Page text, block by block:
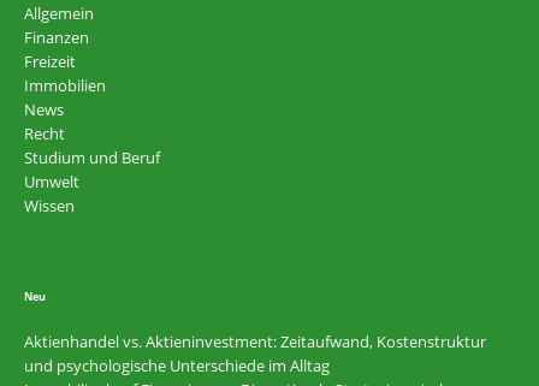
Allgemein
Finanzen
Freizeit
Immobilien
News
Recht
Studium und Beruf
Umwelt
Wissen
Neu
Aktienhandel vs. Aktieninvestment: Zeitaufwand, Kostenstruktur
und psychologische Unterschiede im Alltag